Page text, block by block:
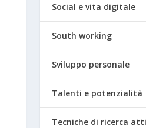
Social e vita digitale
South working
Sviluppo personale
Talenti e potenzialità
Tecniche di ricerca